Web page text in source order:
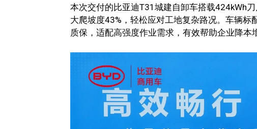
本次交付的比亚迪T31城建自卸车搭载424kWh
大爬坡度43%，轻松应对工地复杂路况。车辆
质保，适配高强度作业需求，有效帮助企业降本